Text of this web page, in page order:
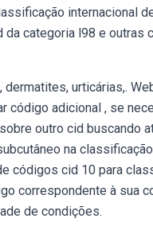
internacional
da categoria l98 e outras
urticárias,.
código adicional , se
outro cid buscando
na
códigos cid 10 para
correspondente à sua
de condições.